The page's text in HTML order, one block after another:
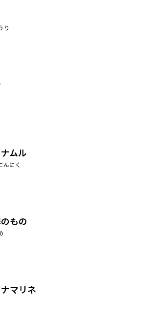
り
ムル
んにく
もの
マリネ